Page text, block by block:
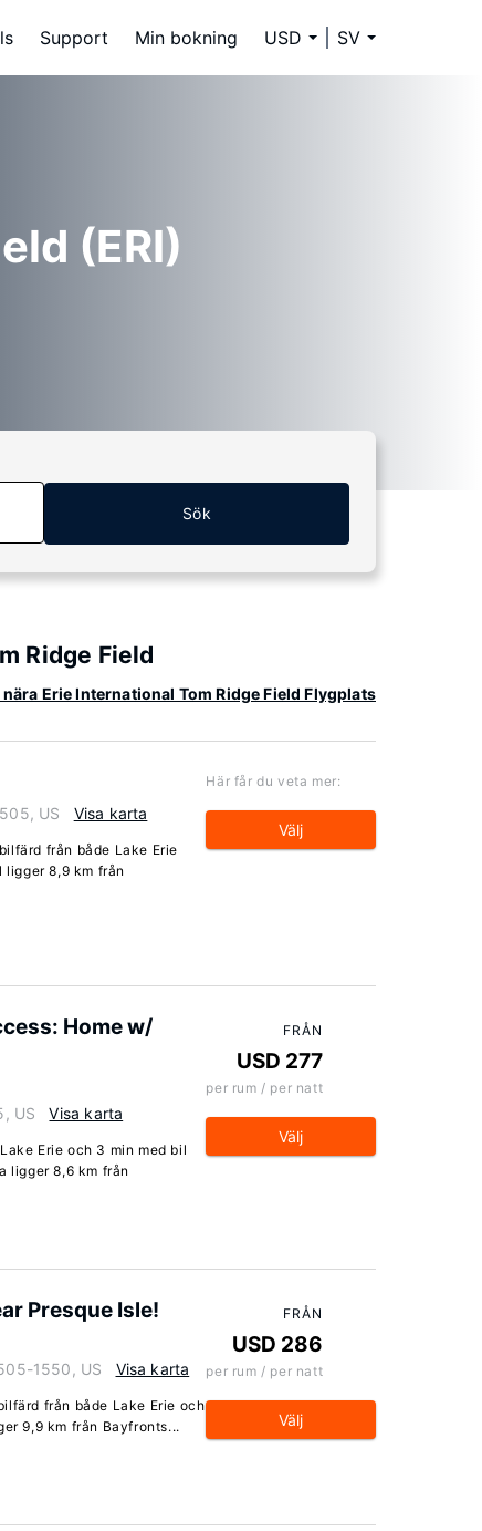
Support Min bokning USD SV
(ERI)
Sök
Ridge Field
Erie International Tom Ridge Field Flygplats
US Visa karta
från både Lake Erie
ligger 8,9 km från
Här får du veta mer:
Välj
Home w/
US Visa karta
Erie och 3 min med bil
ligger 8,6 km från
FRÅN
USD 277
per rum / per natt
Välj
Presque Isle!
1550, US Visa karta
från både Lake Erie och
9,9 km från Bayfronts...
FRÅN
USD 286
per rum / per natt
Välj